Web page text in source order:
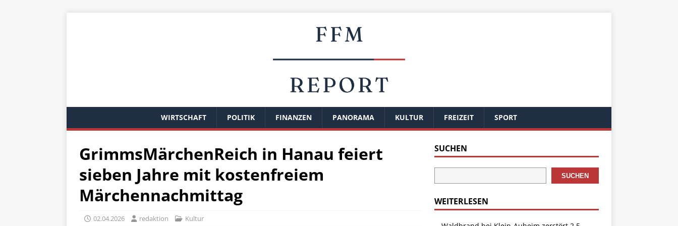
WIRTSCHAFT POLITIK FINANZEN PANORAMA KULTUR FREIZEIT SPORT
GrimmsMärchenReich in Hanau feiert
sieben Jahre mit kostenfreiem
Märchennachmittag
02.04.2026 redaktion Kultur
SUCHEN
SUCHEN
WEITERLESEN